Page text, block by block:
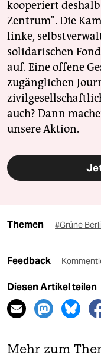
kooperiert
Zentrum". Die
linke,
solidarischen
auf. Eine offene
zugänglichen
auch? Dann
unsere Aktion.
Themen #Grüne
Feedback
Diesen Artikel teilen
Mehr zum